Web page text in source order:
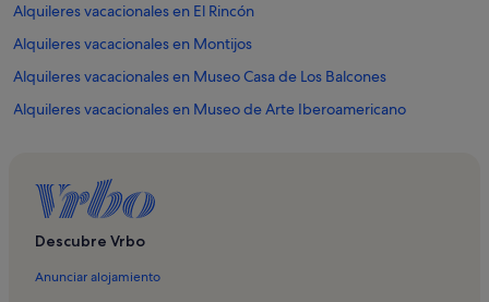
Alquileres vacacionales en El Rincón
Alquileres vacacionales en Montijos
Alquileres vacacionales en Museo Casa de Los Balcones
Alquileres vacacionales en Museo de Arte Iberoamericano
Alquileres vacacionales en La Perdoma
Alquileres vacacionales en Puerto de la Cruz
Alquileres vacacionales en Jardín Botánico
Alquileres vacacionales en Parque de Cactus y Animales
Descubre Vrbo
Anunciar alojamiento